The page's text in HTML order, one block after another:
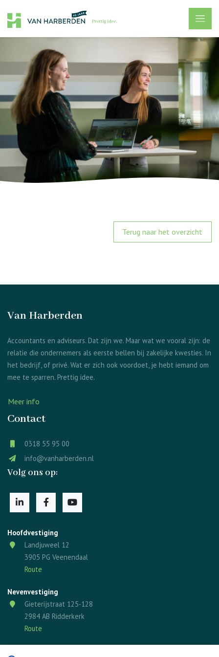
Terug naar het overzicht
Van Harberden
Accountants en adviseurs. Dat zijn we. Maar wat we vooral zijn: de
relatie die ondernemers als eerste bellen bij zakelijke kwesties. In
het bedrijf, of privé. Wat er zich ook voordoet, je hebt iemand om
mee te sparren. Prettig idee.
Meer info
Contact
0318 55 95 00
info@vanharberden.nl
Volg ons op:
Hoofdvestiging
Landjuweel 12
3905 PG Veenendaal
Route
Nevenvestiging
Gieterijstraat 125-128
2984 AB Ridderkerk
Route